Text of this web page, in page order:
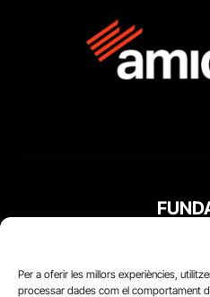
Per a oferir les millors experiències,
processar dades com el comportament